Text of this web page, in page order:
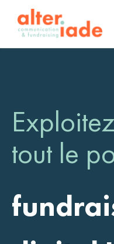
Exploitez
tout le